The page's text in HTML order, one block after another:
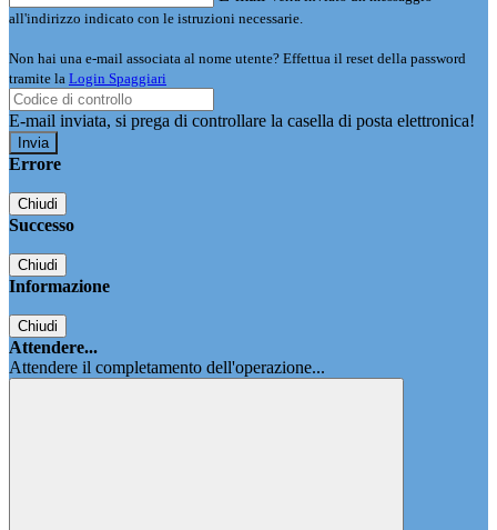
all'indirizzo indicato con le istruzioni necessarie.
Non hai una e-mail associata al nome utente? Effettua il reset della password
tramite la Login Spaggiari
E-mail inviata, si prega di controllare la casella di posta elettronica!
Errore
Chiudi
Successo
Chiudi
Informazione
Chiudi
Attendere...
Attendere il completamento dell'operazione...